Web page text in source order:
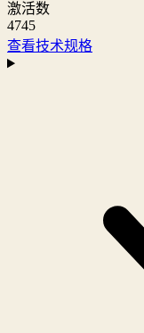
激活数
4745
查看技术规格